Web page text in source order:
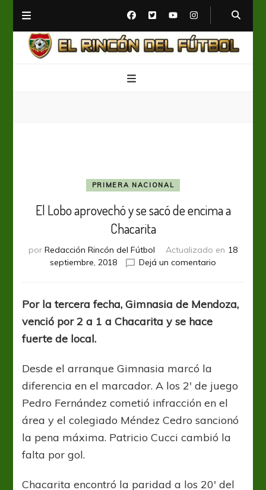
PRIMERA NACIONAL
El Lobo aprovechó y se sacó de encima a
Chacarita
por Redacción Rincón del Fútbol Actualizado en 18
septiembre, 2018
Dejá un comentario
aprovechó
y
Chacarita
Por la tercera fecha, Gimnasia de Mendoza,
venció por 2 a 1 a Chacarita y se hace
fuerte de local.
Desde el arranque Gimnasia marcó la
diferencia en el marcador. A los 2′ de juego
Pedro Fernández cometió infracción en el
área y el colegiado Méndez Cedro sancionó
la pena máxima. Patricio Cucci cambió la
falta por gol.
Chacarita encontró la paridad a los 20′ del